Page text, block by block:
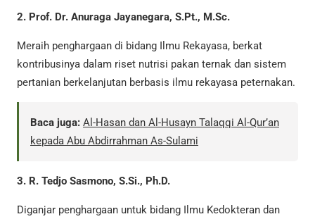
2. Prof. Dr. Anuraga Jayanegara, S.Pt., M.Sc.
Meraih penghargaan di bidang Ilmu Rekayasa, berkat
kontribusinya dalam riset nutrisi pakan ternak dan sistem
pertanian berkelanjutan berbasis ilmu rekayasa peternakan.
Baca juga: Al-Hasan dan Al-Husayn Talaqqi Al-Qur’an
kepada Abu Abdirrahman As-Sulami
3. R. Tedjo Sasmono, S.Si., Ph.D.
Diganjar penghargaan untuk bidang Ilmu Kedokteran dan